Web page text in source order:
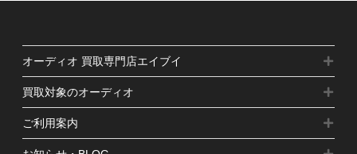
オーディオ 買取専門店エイブイ
買取対象のオーディオ
ご利用案内